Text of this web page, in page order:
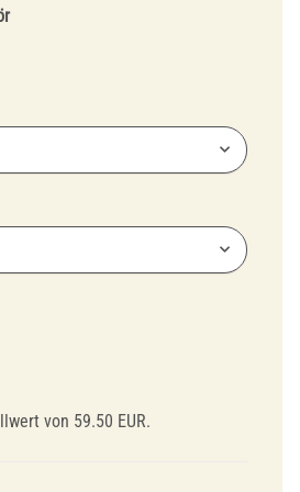
von 59.50 EUR.